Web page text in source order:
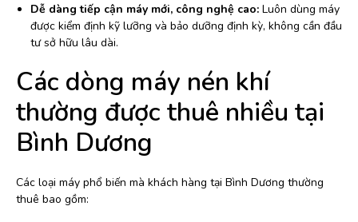
Dễ dàng tiếp cận máy mới, công nghệ cao: Luôn dùng máy
được kiểm định kỹ lưỡng và bảo dưỡng định kỳ, không cần đầu
tư sở hữu lâu dài.
Các dòng máy nén khí
thường được thuê nhiều tại
Bình Dương
Các loại máy phổ biến mà khách hàng tại Bình Dương thường
thuê bao gồm: